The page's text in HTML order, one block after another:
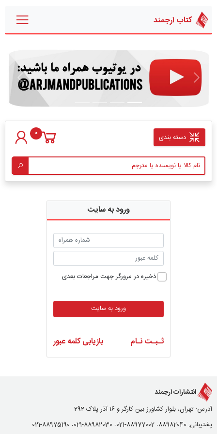
کتاب ارجمند
قبلی بعدی
دسته بندی 0
ورود به سایت
ذخیره در مرورگر جهت مراجعات بعدی
ورود به سایت
ثـبـت نـام بازیابی کلمه عبور
انتشارات ارجمند
آدرس: تهران، بلوار کشاورز بین کارگر و 16 آذر پلاک 292
پشتیبانی: 88982040، 88977002-021، 88982030-021، 88975190-021